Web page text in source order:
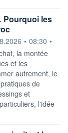
Pourquoi les
• 08:30 •
la montée
et les
autrement, le
de
et
l'idée